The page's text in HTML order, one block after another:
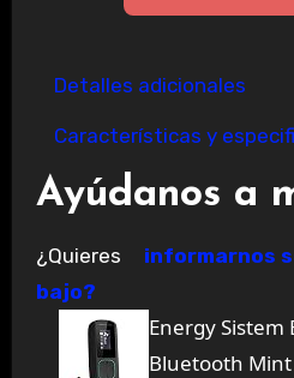
Detalles adicionales
Características y
Ayúdanos a
¿Quieres
informarnos
bajo?
Energy Sistem Energy MP3 Clip
Bluetooth